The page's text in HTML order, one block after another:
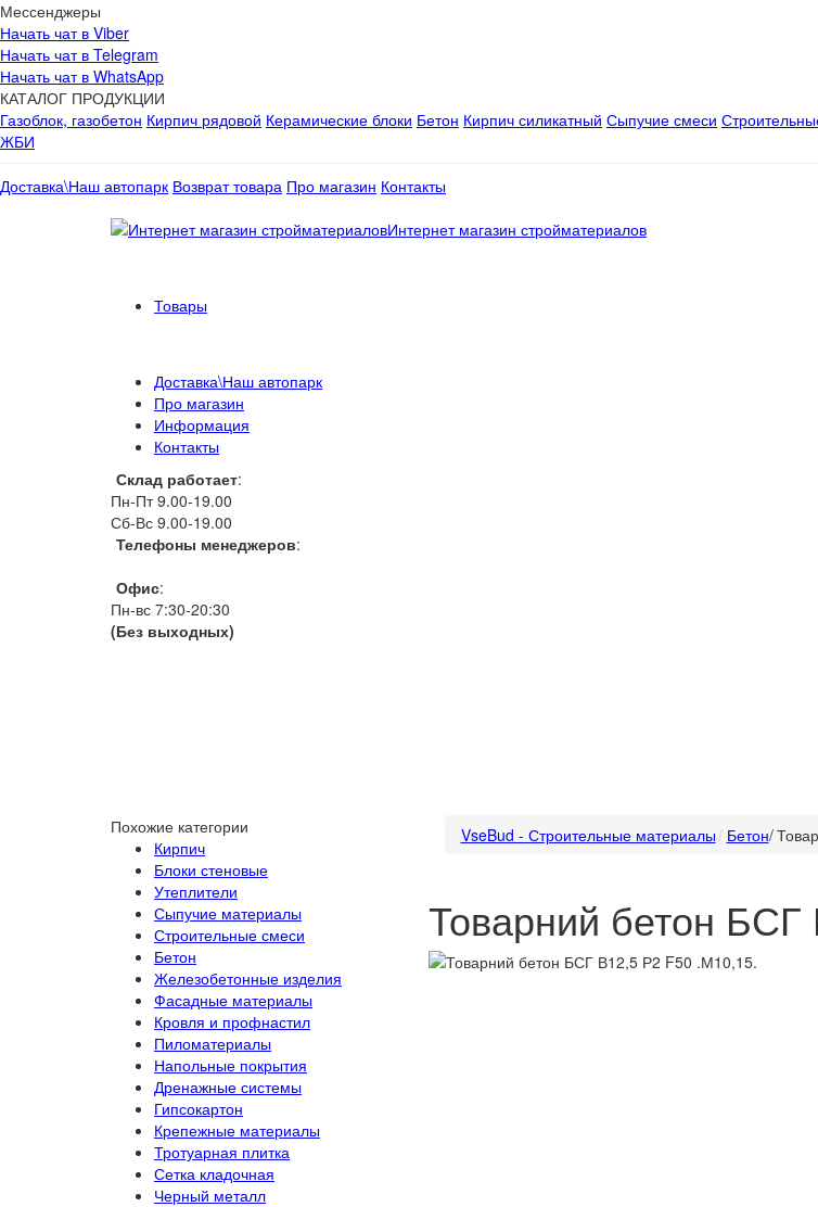
Мессенджеры
Начать чат в Viber
Начать чат в Telegram
Начать чат в WhatsApp
КАТАЛОГ ПРОДУКЦИИ
Газоблок, газобетон Кирпич рядовой Керамические блоки Бетон Кирпич силикатный Сыпучие смеси
ЖБИ
Доставка\Наш автопарк Возврат товара Про магазин Контакты
Интернет магазин стройматериалов
Товары
Доставка\Наш автопарк
Про магазин
Информация
Контакты
Склад работает:
Пн-Пт 9.00-19.00
Сб-Вс 9.00-19.00
Телефоны менеджеров:
Офис:
Пн-вс 7:30-20:30
(Без выходных)
Похожие категории
Кирпич
Блоки стеновые
Утеплители
Сыпучие материалы
Строительные смеси
Бетон
Железобетонные изделия
Фасадные материалы
Кровля и профнастил
Пиломатериалы
Напольные покрытия
Дренажные системы
Гипсокартон
Крепежные материалы
Тротуарная плитка
Сетка кладочная
Черный металл
VseBud - Строительные материалы Бетон/
Товарний бетон